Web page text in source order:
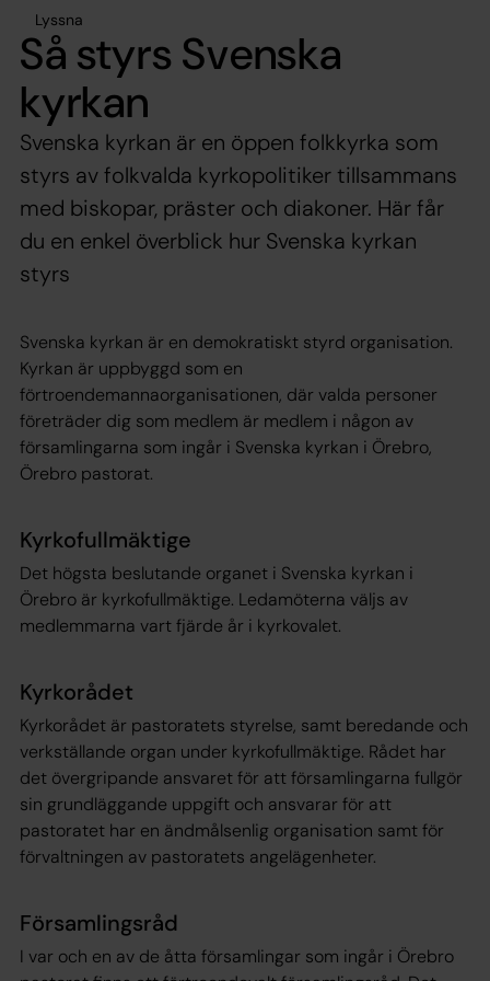
Lyssna
Så styrs Svenska
kyrkan
Svenska kyrkan är en öppen folkkyrka som
styrs av folkvalda kyrkopolitiker tillsammans
med biskopar, präster och diakoner. Här får
du en enkel överblick hur Svenska kyrkan
styrs
Svenska kyrkan är en demokratiskt styrd organisation.
Kyrkan är uppbyggd som en
förtroendemannaorganisationen, där valda personer
företräder dig som medlem är medlem i någon av
församlingarna som ingår i Svenska kyrkan i Örebro,
Örebro pastorat.
Kyrkofullmäktige
Det högsta beslutande organet i Svenska kyrkan i
Örebro är kyrkofullmäktige. Ledamöterna väljs av
medlemmarna vart fjärde år i kyrkovalet.
Kyrkorådet
Kyrkorådet är pastoratets styrelse, samt beredande och
verkställande organ under kyrkofullmäktige. Rådet har
det övergripande ansvaret för att församlingarna fullgör
sin grundläggande uppgift och ansvarar för att
pastoratet har en ändmålsenlig organisation samt för
förvaltningen av pastoratets angelägenheter.
Församlingsråd
I var och en av de åtta församlingar som ingår i Örebro